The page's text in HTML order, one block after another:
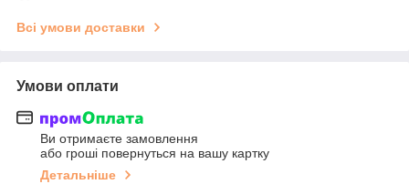
Всі умови доставки
Умови оплати
Ви отримаєте замовлення
або гроші повернуться на вашу картку
Детальніше